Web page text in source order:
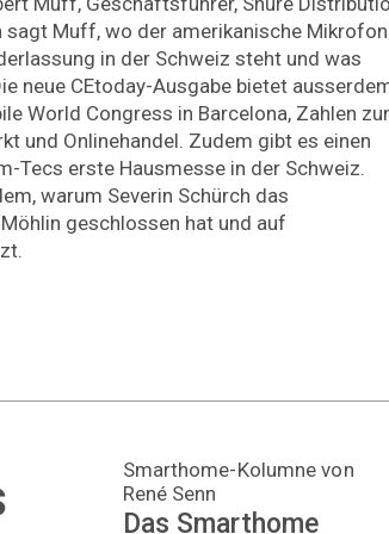
sagt Muff, wo der amerikanische
in der Schweiz steht und was
neue CEtoday-Ausgabe bietet
World Congress in Barcelona, Zahlen
und Onlinehandel. Zudem gibt es einen
Tecs erste Hausmesse in der Schweiz.
warum Severin Schürch das
geschlossen hat und auf
Smarthome-Kolumne von
René Senn
Das Smarthome